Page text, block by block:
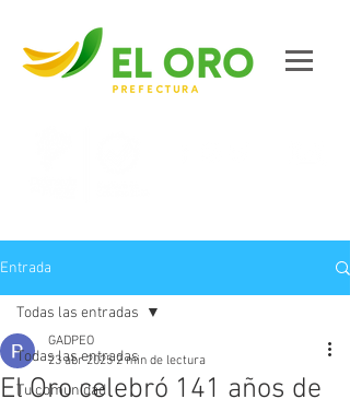
Entrada
Todas las entradas
Tu comunidad
Todas las entradas
El Oro celebró 141 años de
GADPEO
23 abr 2025 2 min de lectura